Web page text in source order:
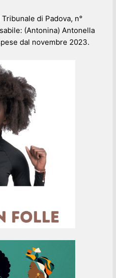
di Padova, n°
(Antonina) Antonella
dal novembre 2023.